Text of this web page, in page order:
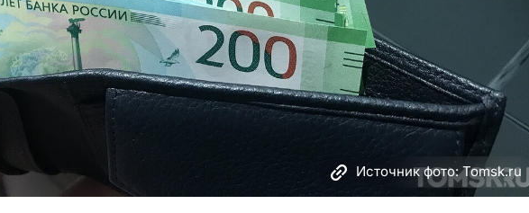
Источник фото: Tomsk.ru